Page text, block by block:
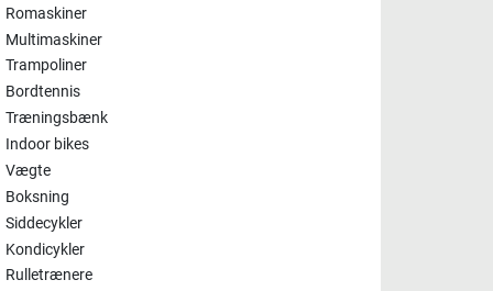
Romaskiner
Multimaskiner
Trampoliner
Bordtennis
Træningsbænk
Indoor bikes
Vægte
Boksning
Siddecykler
Kondicykler
Rulletrænere